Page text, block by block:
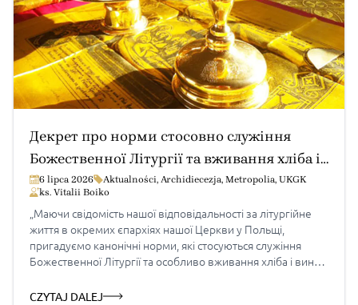
Декрет про норми стосовно служіння
Божественної Літургії та вживання хліба і
вина, як євхаристійної матерії у
6 lipca 2026 Aktualności, Archidiecezja, Metropolia, UKGK
ks. Vitalii Boiko
„Маючи свідомість нашої відповідальності за літургійне
життя в окремих єпархіях нашої Церкви у Польщі,
пригадуємо канонічні норми, які стосуються служіння
Божественної Літургії та особливо вживання хліба і вина,
католицьких єпархій в Польщі, які утворюють
CZYTAJ DALEJ